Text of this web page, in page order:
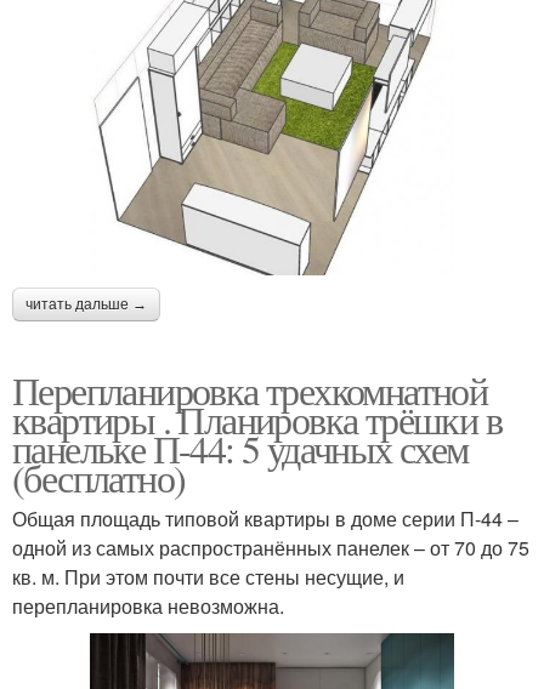
читать дальше →
Перепланировка трехкомнатной
квартиры . Планировка трёшки в
панельке П-44: 5 удачных схем
(бесплатно)
Общая площадь типовой квартиры в доме серии П-44 –
одной из самых распространённых панелек – от 70 до 75
кв. м. При этом почти все стены несущие, и
перепланировка невозможна.